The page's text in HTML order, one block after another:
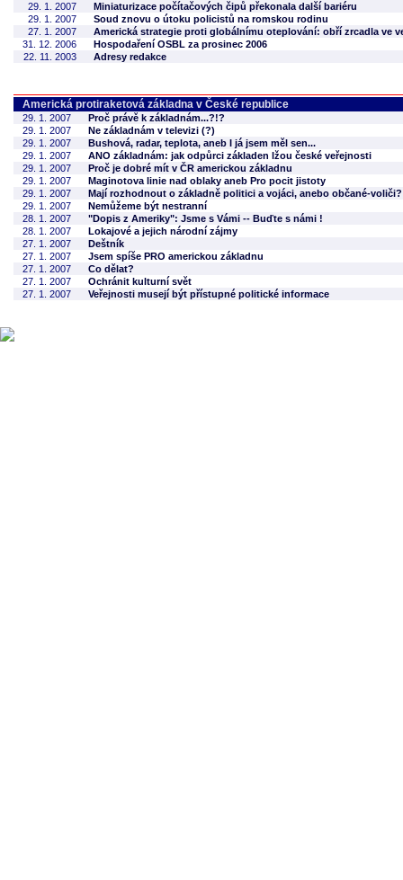
29. 1. 2007
Miniaturizace počítačových čipů překonala další bariéru
29. 1. 2007
Soud znovu o útoku policistů na romskou rodinu
27. 1. 2007
Americká strategie proti globálnímu oteplování: obří zrcadla ve
31. 12. 2006
Hospodaření OSBL za prosinec 2006
22. 11. 2003
Adresy redakce
Americká protiraketová základna v České republice
29. 1. 2007
Proč právě k základnám...?!?
29. 1. 2007
Ne základnám v televizi (?)
29. 1. 2007
Bushová, radar, teplota, aneb I já jsem měl sen...
29. 1. 2007
ANO základnám: jak odpůrci základen lžou české veřejnosti
29. 1. 2007
Proč je dobré mít v ČR americkou základnu
29. 1. 2007
Maginotova linie nad oblaky aneb Pro pocit jistoty
29. 1. 2007
Mají rozhodnout o základně politici a vojáci, anebo občané-voliči?
29. 1. 2007
Nemůžeme být nestranní
28. 1. 2007
"Dopis z Ameriky": Jsme s Vámi -- Buďte s námi !
28. 1. 2007
Lokajové a jejich národní zájmy
27. 1. 2007
Deštník
27. 1. 2007
Jsem spíše PRO americkou základnu
27. 1. 2007
Co dělat?
27. 1. 2007
Ochránit kulturní svět
27. 1. 2007
Veřejnosti musejí být přístupné politické informace